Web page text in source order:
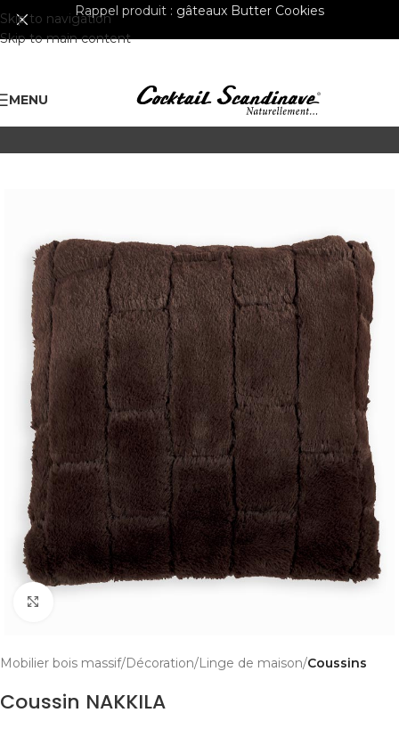
Skip to navigation
Skip to main content
Rappel produit : gâteaux Butter Cookies
MENU
Mobilier bois massif Décoration Linge de maison Coussins
Coussin NAKKILA